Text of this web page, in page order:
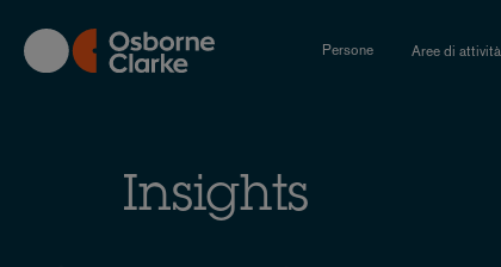
main
content
Persone Aree di attività
Insights